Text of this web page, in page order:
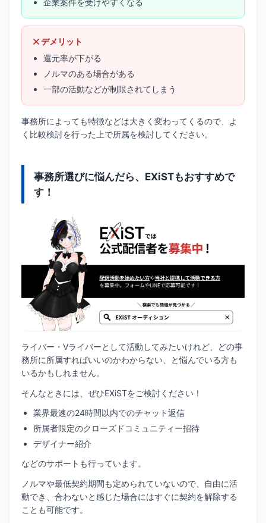
企業案件を受けやすくなる
デメリット
還元率が下がる
ノルマのある場合がある
一部の活動などが制限されてしまう
事務所によっても特徴などは大きく変わってくるので、よ
く比較検討を行った上で所属を検討してください。
事務所選びに悩んだら、EXiSTもおすすめで
す！
ライバー・Vライバーとして活動してみたいけれど、どの事
務所に所属すればいいのかわからない、と悩んでいる方も
いるかもしれません。
そんなときには、ぜひEXiSTをご検討ください！
業界最速の24時間以内でのチャット返信
所属者限定のクローズドコミュニティー招待
デザイナー紹介
などのサポートも行っています。
ノルマや最低契約期間も定められていないので、自由に活
動でき、合わないと感じた場合にはすぐに契約を解除する
ことも可能です。